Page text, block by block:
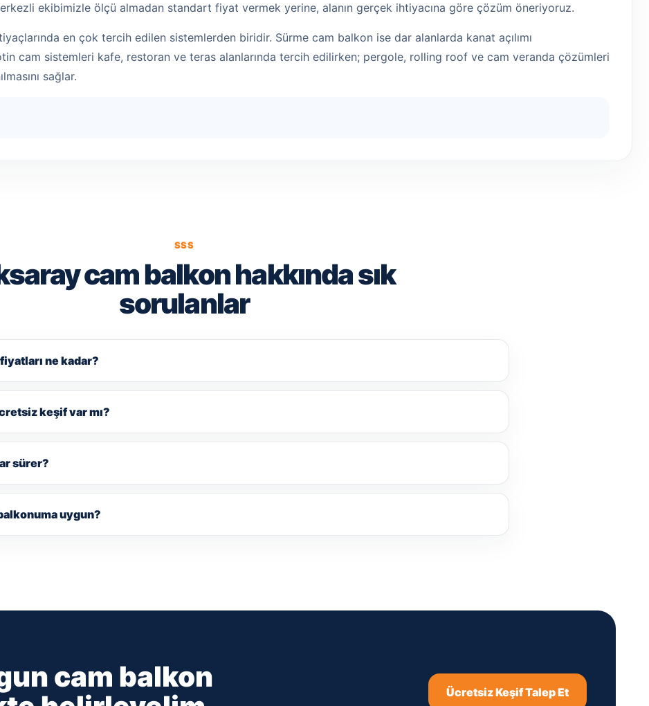
ekibimizle ölçü almadan standart fiyat vermek yerine, alanın gerçek ihtiyacına göre çözüm öneriyoruz.
en çok tercih edilen sistemlerden biridir. Sürme cam balkon ise dar alanlarda kanat açılımı
cam sistemleri kafe, restoran ve teras alanlarında tercih edilirken; pergole, rolling roof ve cam veranda çözümleri
sağlar.
SSS
cam balkon hakkında sık
sorulanlar
ne kadar?
keşif var mı?
sürer?
uygun?
cam balkon
Ücretsiz Keşif Talep Et